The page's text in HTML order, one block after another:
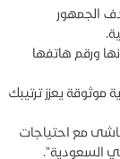
الجمهور
ورقم هاتفها
موثوقة يعزز ترتيبك
مع احتياجات
السعودية”.